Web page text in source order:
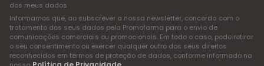
dos meus dados
Informamos que, ao subscrever a nossa newsletter, concorda com o
tratamento dos seus dados pela Promofarma para o envio de
comunicações comerciais ou promocionais. Em todo o caso, pode retirar
o seu consentimento ou exercer qualquer outro dos seus direitos
reconhecidos em termos de proteção de dados, conforme informado na